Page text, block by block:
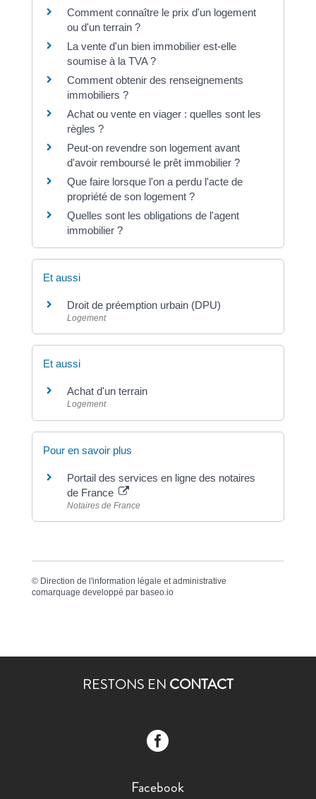
Comment connaître le prix d'un logement
ou d'un terrain ?
La vente d'un bien immobilier est-elle
soumise à la TVA ?
Comment obtenir des renseignements
immobiliers ?
Achat ou vente en viager : quelles sont les
règles ?
Peut-on revendre son logement avant
d'avoir remboursé le prêt immobilier ?
Que faire lorsque l'on a perdu l'acte de
propriété de son logement ?
Quelles sont les obligations de l'agent
immobilier ?
Et aussi
Droit de préemption urbain (DPU)
Logement
Et aussi
Achat d'un terrain
Logement
Pour en savoir plus
Portail des services en ligne des notaires
de France
Notaires de France
© Direction de l'information légale et administrative
comarquage developpé par baseo.io
RESTONS EN CONTACT

Facebook